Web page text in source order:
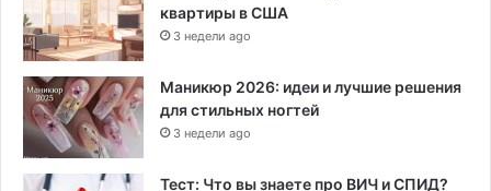
квартиры в США
3 недели ago
Маникюр 2026: идеи и лучшие решения
для стильных ногтей
3 недели ago
Тест: Что вы знаете про ВИЧ и СПИД?